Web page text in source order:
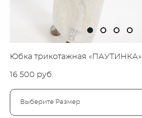
Юбка трикотажная «ПАУТИНКА»
16 500 pуб.
Выберите Размер